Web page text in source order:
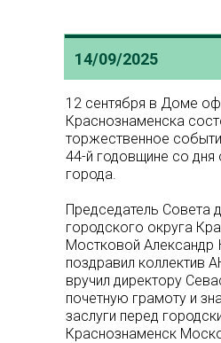
14/09/2025
12 сентября в Доме
Краснознаменска
торжественное
44-й годовщине со дня
города.
Председатель Совета
городского округа
Мостковой Александр
поздравил коллектив
вручил директору
почетную грамоту и
заслуги перед
Краснознаменск